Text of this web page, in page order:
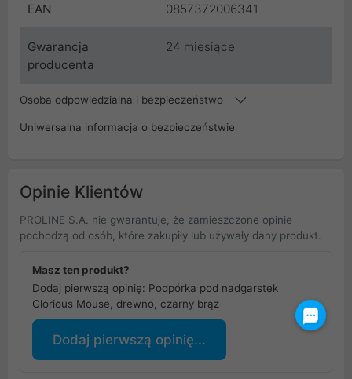
EAN 0857372006341
Gwarancja
producenta
24 miesiące
Osoba odpowiedzialna i bezpieczeństwo
Uniwersalna informacja o bezpieczeństwie
Opinie Klientów
PROLINE S.A. nie gwarantuje, że zamieszczone opinie
pochodzą od osób, które zakupiły lub używały dany produkt.
Masz ten produkt?
Dodaj pierwszą opinię: Podpórka pod nadgarstek
Glorious Mouse, drewno, czarny brąz
Dodaj pierwszą opinię...